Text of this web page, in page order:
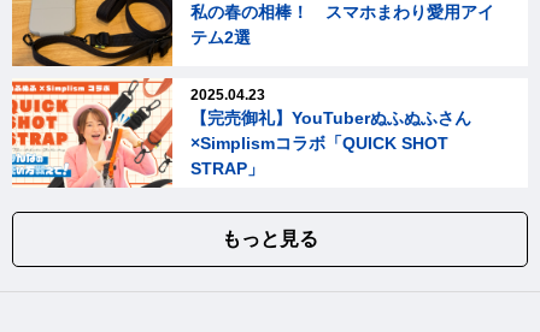
私の春の相棒！ スマホまわり愛用アイ
テム2選
2025.04.23
【完売御礼】YouTuberぬふぬふさん
×Simplismコラボ「QUICK SHOT
STRAP」
もっと見る